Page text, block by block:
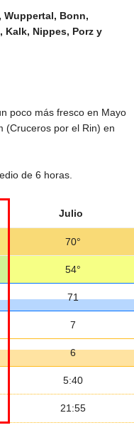
Wuppertal, Bonn,
Nippes, Porz y
poco más fresco en Mayo
(Cruceros por el Rin) en
de 6 horas.
Julio
70°
54°
71
7
6
5:40
21:55